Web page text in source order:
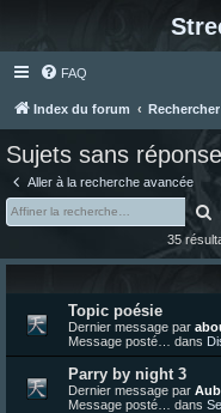
FAQ
Index du forum Rechercher
Sujets sans réponse
Aller à la recherche avancée
35
Topic poésie
Dernier message par
Message posté… dans
Parry by night 3
Dernier message par
Message posté… dans